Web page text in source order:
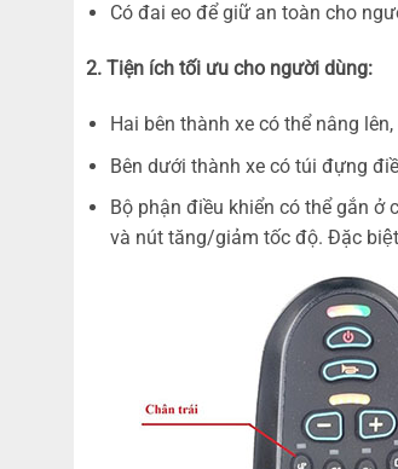
Có đai eo để giữ an toàn cho
2. Tiện ích tối ưu cho người dùng:
Hai bên thành xe có thể nâng
Bên dưới thành xe có túi đựng
Bộ phận điều khiển có thể gắn
và nút tăng/giảm tốc độ. Đặc